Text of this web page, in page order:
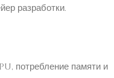
разработки.
потребление памяти и